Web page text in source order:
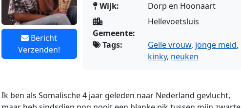
Bericht
Verzenden!
Wijk:
Dorp en Hoonaart
Gemeente:
Hellevoetsluis
Tags: Geile vrouw, jonge meid,
kinky, neuken
Ik ben als Somalische 4 jaar geleden naar Nederland gevlucht,